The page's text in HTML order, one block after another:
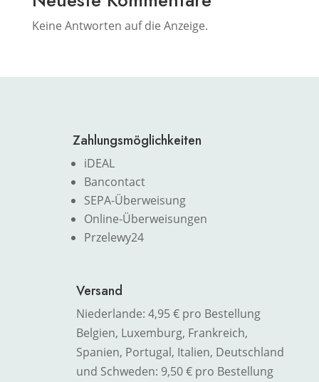
Keine Antworten auf die Anzeige.
Zahlungsmöglichkeiten
iDEAL
Bancontact
SEPA-Überweisung
Online-Überweisungen
Przelewy24
Versand
Niederlande: 4,95 € pro Bestellung
Belgien, Luxemburg, Frankreich,
Spanien, Portugal, Italien, Deutschland
und Schweden: 9,50 € pro Bestellung